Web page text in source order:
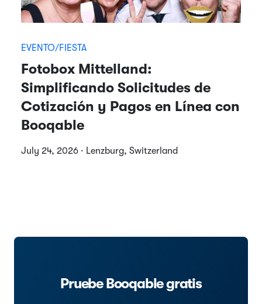
EVENTO/FIESTA
Fotobox Mittelland:
Simplificando Solicitudes de
Cotización y Pagos en Línea con
Booqable
July 24, 2026 · Lenzburg, Switzerland
Pruebe Booqable gratis